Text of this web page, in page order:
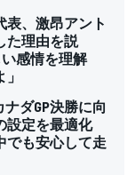
表、激昂アント
た理由を説
感情を理解
ダGP決勝に向
設定を最適化
でも安心して走